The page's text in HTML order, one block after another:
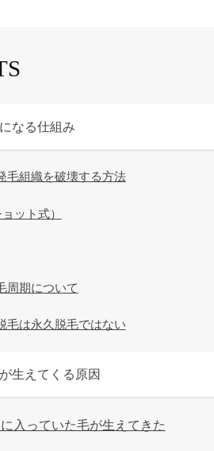
なる仕組み
毛組織を破壊する方法
ット式）
周期について
毛は永久脱毛ではない
生えてくる原因
入っていた毛が生えてきた